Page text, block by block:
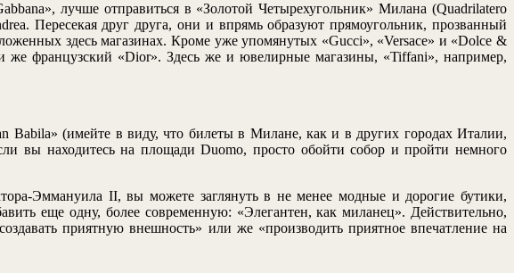
лучше отправиться в «Золотой Четырехугольник» Милана (Quadrilatero
Пересекая друг друга, они и впрямь образуют прямоугольник, прозванный
здесь магазинах. Кроме уже упомянутых «Gucci», «Versace» и «Dolce &
же французский «Dior». Здесь же и ювелирные магазины, «Tiffani», например,
Babila» (имейте в виду, что билеты в Милане, как и в других городах Италии,
вы находитесь на площади Duomo, просто обойти собор и пройти немного
Эммануила II, вы можете заглянуть в не менее модные и дорогие бутики,
еще одну, более современную: «Элегантен, как миланец». Действительно,
приятную внешность» или же «производить приятное впечатление на